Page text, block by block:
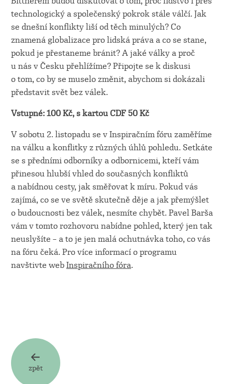
technologický a společenský pokrok stále válčí. Jak
se dnešní konflikty liší od těch minulých? Co
znamená globalizace pro lidská práva a co se stane,
pokud je přestaneme bránit? A jaké války a proč
u nás v Česku přehlížíme? Připojte se k diskusi
o tom, co by se muselo změnit, abychom si dokázali
představit svět bez válek.
Vstupné: 100 Kč, s kartou CDF 50 Kč
V sobotu 2. listopadu se v Inspiračním fóru zaměříme
na válku a konflitky z různých úhlů pohledu. Setkáte
se s předními odborníky a odbornicemi, kteří vám
přinesou hlubší vhled do současných konfliktů
a nabídnou cesty, jak směřovat k míru. Pokud vás
zajímá, co se ve světě skutečně děje a jak přemýšlet
o budoucnosti bez válek, nesmíte chybět. Pavel Barša
vám v tomto rozhovoru nabídne pohled, který jen tak
neuslyšíte – a to je jen malá ochutnávka toho, co vás
na fóru čeká. Pro více informací o programu
navštivte web Inspiračního fóra.
zpět